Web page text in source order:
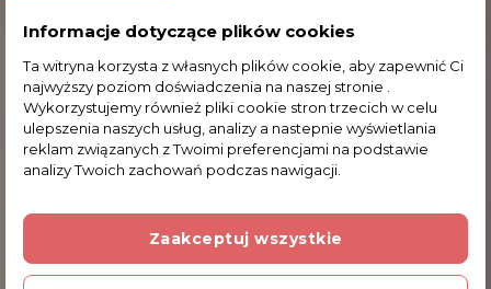
Tak, model waży 48.1 g, dzięki czemu jest wyraźnie
Czy Markazyty Są Trwałe?
Markazyty osadzone są w stabilnej oprawie, co
zapewnia trwałość i zachowanie połysku przy
prawidłowym użytkowaniu.
Model idealnie komponuje się ze stylizacjami
Informacje dotyczące plików cookies
Ta witryna korzysta z własnych plików cookie, aby zapewnić Ci
najwyższy poziom doświadczenia na naszej stronie .
Wykorzystujemy również pliki cookie stron trzecich w celu
ulepszenia naszych usług, analizy a nastepnie wyświetlania
reklam związanych z Twoimi preferencjami na podstawie
analizy Twoich zachowań podczas nawigacji.
Zaakceptuj wszystkie